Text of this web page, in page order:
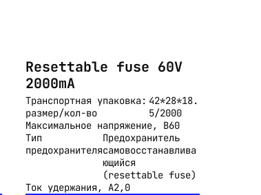
Resettable fuse 60V
2000mA
Транспортная упаковка:
размер/кол-во
42*28*18.
5/2000
Максимальное напряжение, В60
Тип
предохранителя
Предохранитель
самовосстанавлива
ющийся
(resettable fuse)
Ток удержания, А2,0